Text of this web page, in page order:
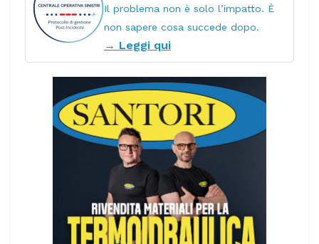
Il problema non è solo l’impatto. È
non sapere cosa succede dopo.
→ Leggi qui